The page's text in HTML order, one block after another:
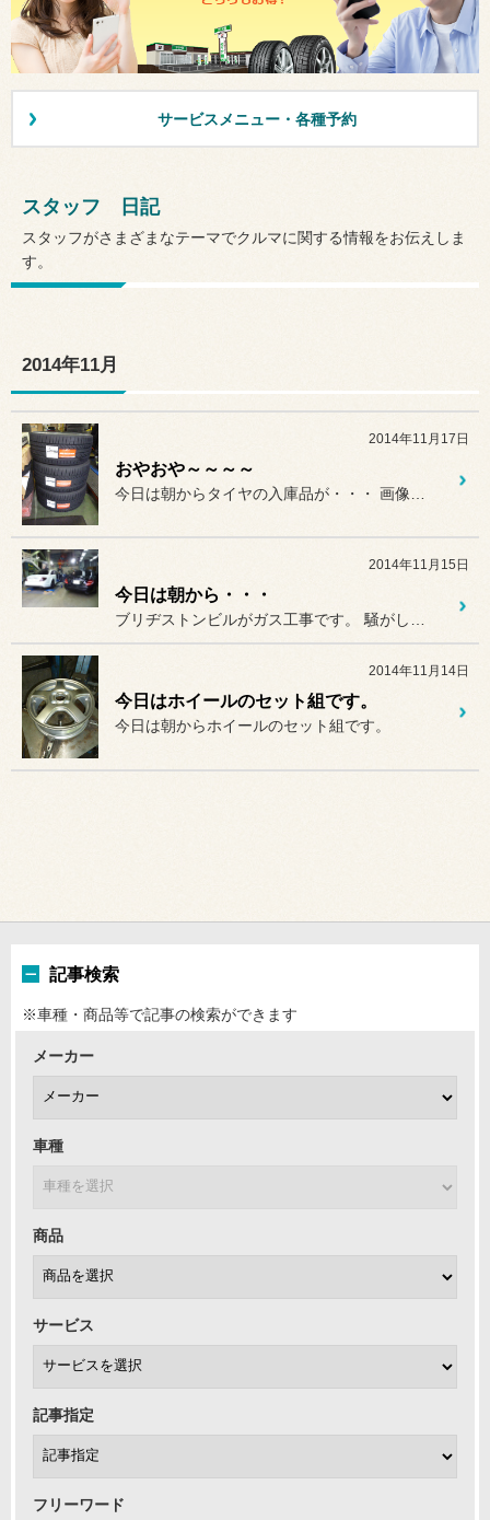
サービスメニュー・各種予約
スタッフ 日記
スタッフがさまざまなテーマでクルマに関する情報をお伝えしま
す。
2014年11月
2014年11月17日
おやおや～～～～
2014年11月15日
今日は朝から・・・
ブリヂストンビルがガス工事です。 騒がしい中で本日の御来店は、メル...
2014年11月14日
今日はホイールのセット組です。
今日は朝からホイールのセット組です。
記事検索
※車種・商品等で記事の検索ができます
メーカー
車種
商品
サービス
記事指定
フリーワード